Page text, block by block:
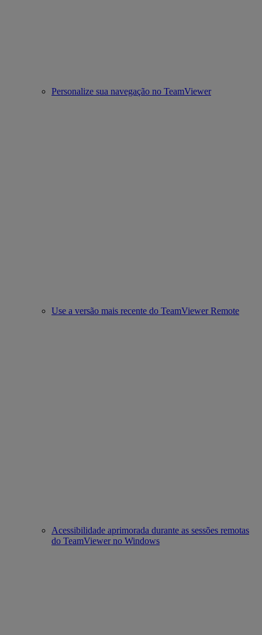
Personalize sua navegação no TeamViewer
Use a versão mais recente do TeamViewer Remote
Acessibilidade aprimorada durante as sessões remotas
do TeamViewer no Windows